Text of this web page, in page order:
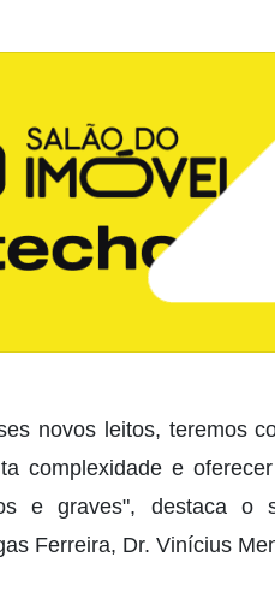
novos leitos, teremos
complexidade e
e graves", destaca o
Ferreira, Dr. Vinícius